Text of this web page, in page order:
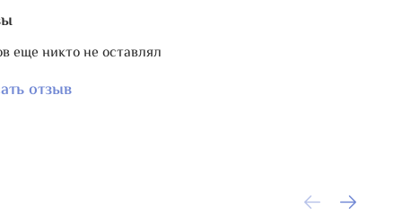
и дополнительно отшлифован
не сотрется и не выцветет.
с этим принтом выпущены также
еще никто не оставлял
отзыв